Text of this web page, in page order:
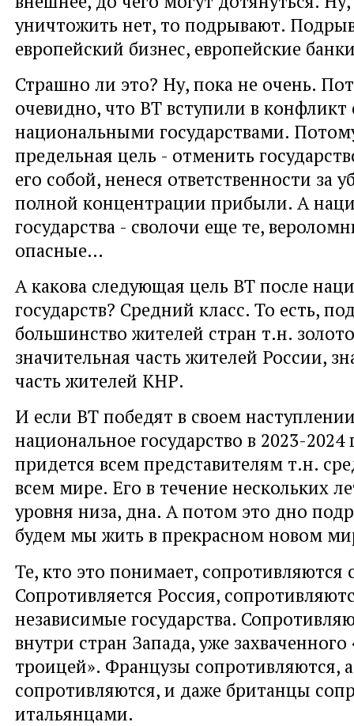
уничтожить нет, то подрывают.
европейский бизнес, европейские
Страшно ли это? Ну, пока не очень.
очевидно, что BT вступили в конфликт
национальными государствами.
предельная цель - отменить
его собой, ненеся ответственности за
полной концентрации прибыли. А
государства - сволочи еще те,
опасные…
А какова следующая цель ВТ после
государств? Средний класс. То есть,
большинство жителей стран т.н.
значительная часть жителей России,
часть жителей КНР.
И если ВТ победят в своем
национальное государство в 2023-2024
придется всем представителям т.н.
всем мире. Его в течение нескольких
уровня низа, дна. А потом это дно
будем мы жить в прекрасном новом
Те, кто это понимает, сопротивляются
Сопротивляется Россия,
независимые государства.
внутри стран Запада, уже
троицей». Французы сопротивляются,
сопротивляются, и даже британцы
итальянцами.